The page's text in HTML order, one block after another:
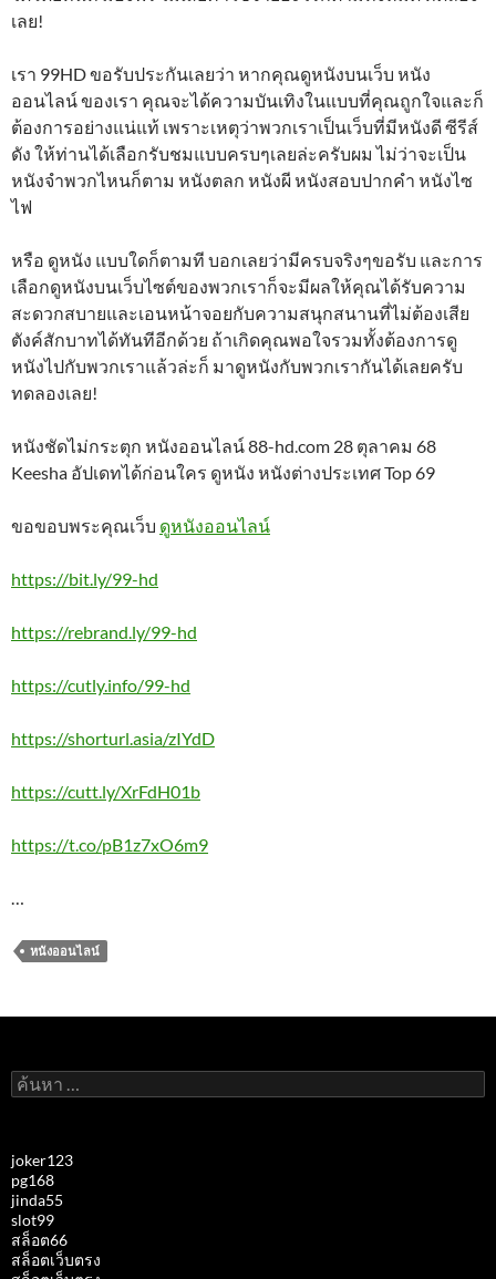
เลย!
เรา 99HD ขอรับประกันเลยว่า หากคุณดูหนังบนเว็บ หนัง
ออนไลน์ ของเรา คุณจะได้ความบันเทิงในแบบที่คุณถูกใจและก็
ต้องการอย่างแน่แท้ เพราะเหตุว่าพวกเราเป็นเว็บที่มีหนังดี ซีรีส์
ดัง ให้ท่านได้เลือกรับชมแบบครบๆเลยล่ะครับผม ไม่ว่าจะเป็น
หนังจำพวกไหนก็ตาม หนังตลก หนังผี หนังสอบปากคำ หนังไซ
ไฟ
หรือ ดูหนัง แบบใดก็ตามที บอกเลยว่ามีครบจริงๆขอรับ และการ
เลือกดูหนังบนเว็บไซต์ของพวกเราก็จะมีผลให้คุณได้รับความ
สะดวกสบายและเอนหน้าจอยกับความสนุกสนานที่ไม่ต้องเสีย
ตังค์สักบาทได้ทันทีอีกด้วย ถ้าเกิดคุณพอใจรวมทั้งต้องการดู
หนังไปกับพวกเราแล้วล่ะก็ มาดูหนังกับพวกเรากันได้เลยครับ
ทดลองเลย!
หนังชัดไม่กระตุก หนังออนไลน์ 88-hd.com 28 ตุลาคม 68
Keesha อัปเดทได้ก่อนใคร ดูหนัง หนังต่างประเทศ Top 69
ขอขอบพระคุณเว็บ ดูหนังออนไลน์
https://bit.ly/99-hd
https://rebrand.ly/99-hd
https://cutly.info/99-hd
https://shorturl.asia/zIYdD
https://cutt.ly/XrFdH01b
https://t.co/pB1z7xO6m9
หนังออนไลน์
ค้นหา
สำหรับ:
joker123
pg168
jinda55
slot99
สล็อต66
สล็อตเว็บตรง